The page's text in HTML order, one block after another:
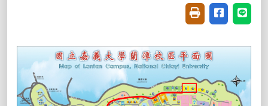
友善列印(開新視
分享至臉書
分享